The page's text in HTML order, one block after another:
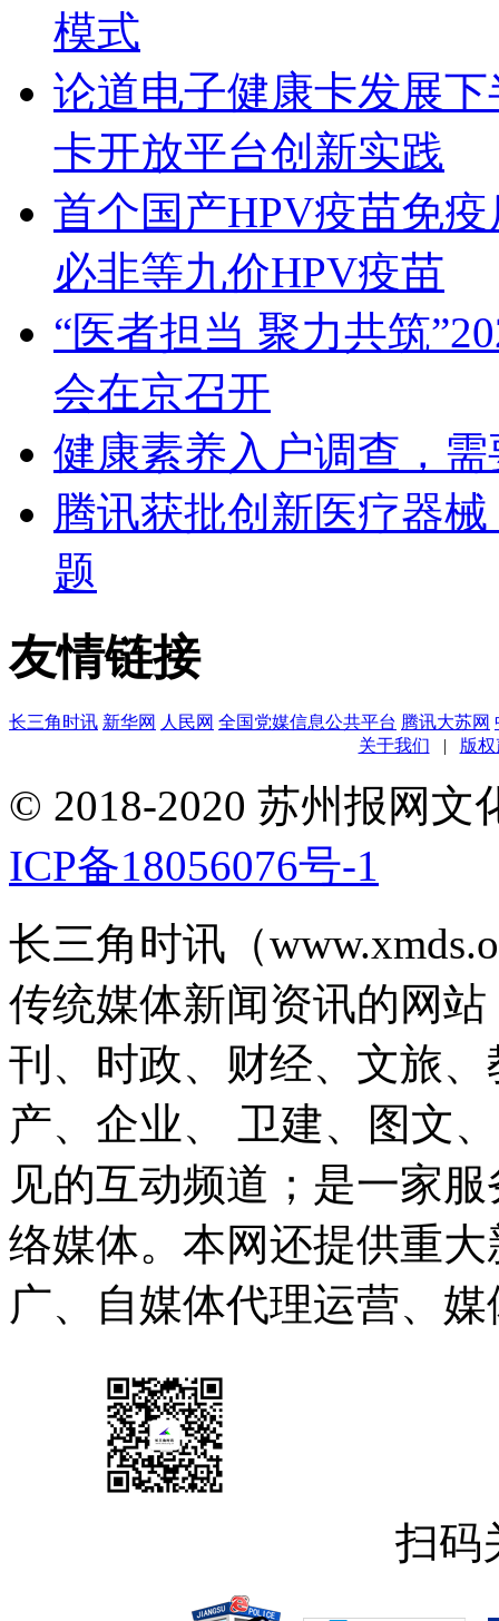
模式
论道电子健康卡发展
卡开放平台创新实践
首个国产HPV疫苗免
必非等九价HPV疫苗
“医者担当 聚力共筑
会在京召开
健康素养入户调查，
腾讯获批创新医疗器
题
友情链接
长三角时讯 新华网 人民网 全国党媒信息公共平台 腾讯大苏网
关于我们
| 版
© 2018-2020 苏州报网
ICP备18056076号-1
长三角时讯（
传统媒体新闻资讯的网
刊、时政、财经、文旅
产、企业、 卫建、图文
见的互动频道；是一家
络媒体。本网还提供重
广、自媒体代理运营、
扫码